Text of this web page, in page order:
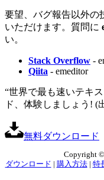
要望、バグ報告以外の
いただけます。質問に
い。
Stack Overflow -
Qiita - emeditor
“世界で最も速いテキ
ド、体験しましょう! (
無料ダウンロード
Copyright ©
ダウンロード
購入方法| 特